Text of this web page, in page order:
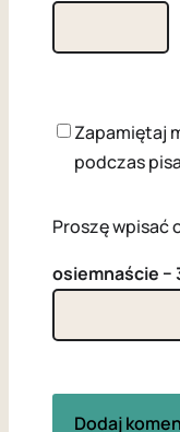
Zapamiętaj
podczas
Proszę wpisać
osiemnaście −